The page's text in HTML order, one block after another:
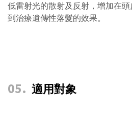
低雷射光的散射及反射，增加在
到治療遺傳性落髮的效果。
05. 適用對象